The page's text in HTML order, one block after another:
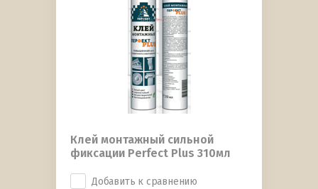
Клей монтажный сильной
фиксации Perfect Plus 310мл
Добавить к сравнению